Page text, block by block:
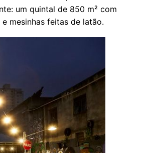
um quintal de 850 m² com
mesinhas feitas de latão.